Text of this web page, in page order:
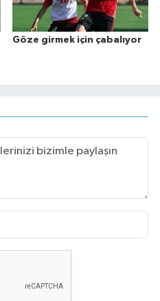
Göze girmek için çabalıyor